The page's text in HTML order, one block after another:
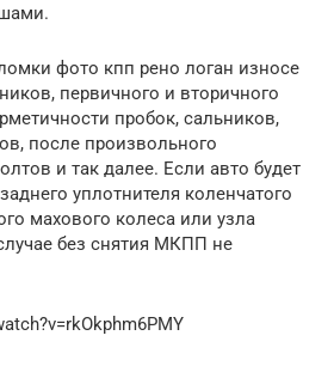
фото кпп рено логан износе
первичного и вторичного
пробок, сальников,
после произвольного
и так далее. Если авто будет
уплотнителя коленчатого
махового колеса или узла
без снятия МКПП не